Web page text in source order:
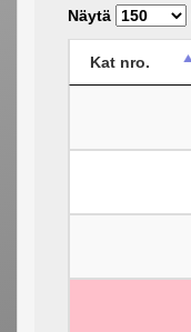
Näytä
Kat nro.